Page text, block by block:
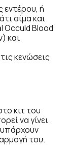
εντέρου, ή
αίμα και
Occuld Blood
και
κενώσεις
κιτ του
να γίνει
του.